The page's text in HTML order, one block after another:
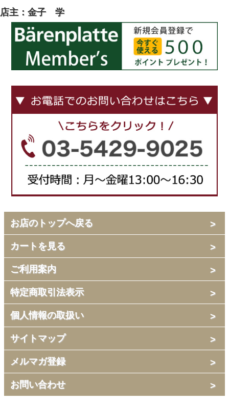
店主：金子 学
お店のトップへ戻る
カートを見る
ご利用案内
特定商取引法表示
個人情報の取扱い
サイトマップ
メルマガ登録
お問い合わせ